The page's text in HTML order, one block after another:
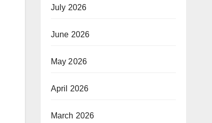
July 2026
June 2026
May 2026
April 2026
March 2026